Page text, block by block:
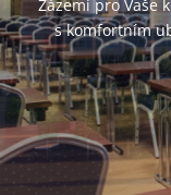
Zázemí pro Vaše
s komfortním